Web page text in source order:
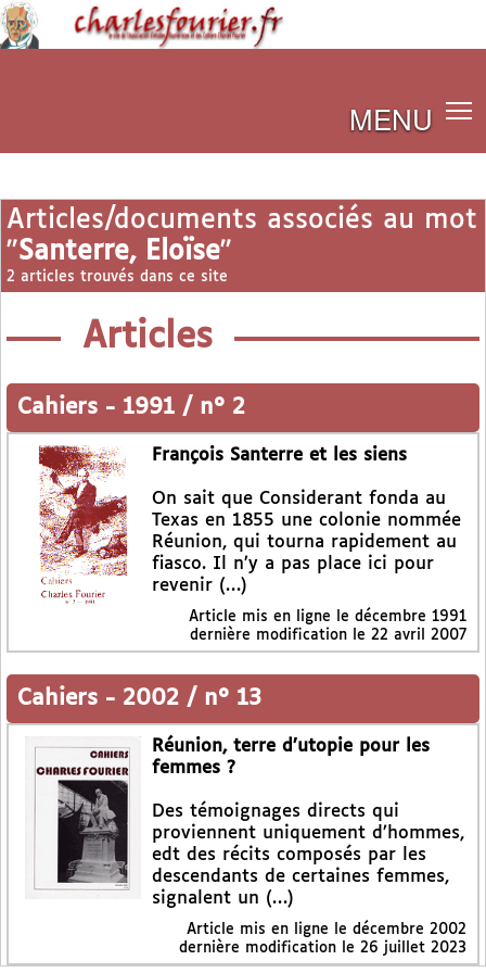
MENU
Articles/documents associés au mot
"Santerre, Eloïse"
2 articles trouvés dans ce site
Articles
Cahiers - 1991 / n° 2
François Santerre et les siens
On sait que Considerant fonda au
Texas en 1855 une colonie nommée
Réunion, qui tourna rapidement au
fiasco. Il n’y a pas place ici pour
revenir (…)
Article mis en ligne le décembre 1991
dernière modification le 22 avril 2007
Cahiers - 2002 / n° 13
Réunion, terre d’utopie pour les
femmes ?
Des témoignages directs qui
proviennent uniquement d’hommes,
edt des récits composés par les
descendants de certaines femmes,
signalent un (…)
Article mis en ligne le décembre 2002
dernière modification le 26 juillet 2023